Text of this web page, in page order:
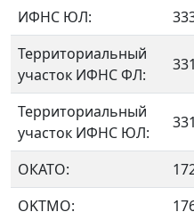
ИФНС ЮЛ:
Территориальный
участок ИФНС ФЛ:
Территориальный
участок ИФНС ЮЛ:
ОКАТО:
OKTMO: